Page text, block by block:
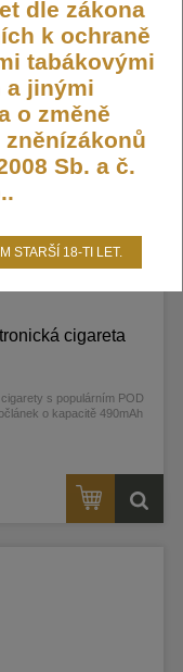
Mesh o odporu 1ohm.
cigareta
s populárním POD
o kapacitě 490mAh
bočním plněním o
dle zákona
k ochraně
tabákovými
a jinými
o změně
Sb. a č.
STARŠÍ 18-TI LET.